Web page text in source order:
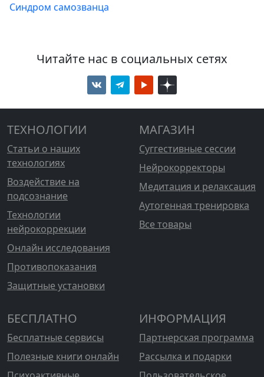
Синдром самозванца
Читайте нас в социальных сетях
ТЕХНОЛОГИИ
Статьи о наших
технологиях
Воздействие на
подсознание
Технологии
нейрокоррекции
Онлайн исследования
Противопоказания
Защитные установки
МАГАЗИН
Суггестивные сессии
Нейрокорректоры
Медитация и релаксация
Аутогенная тренировка
Все товары
БЕСПЛАТНО
Бесплатные сервисы
Полезные книги онлайн
ИНФОРМАЦИЯ
Партнерская программа
Рассылка и подарки